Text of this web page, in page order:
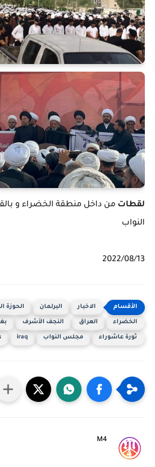
لقطات من داخل منطقة الخضراء و
النواب
2022/08/13
الاخبار البرلمان الحوزة
الخضراء العراق النجف الأشرف
ثورة عاشوراء مجلس النواب iraq
M4